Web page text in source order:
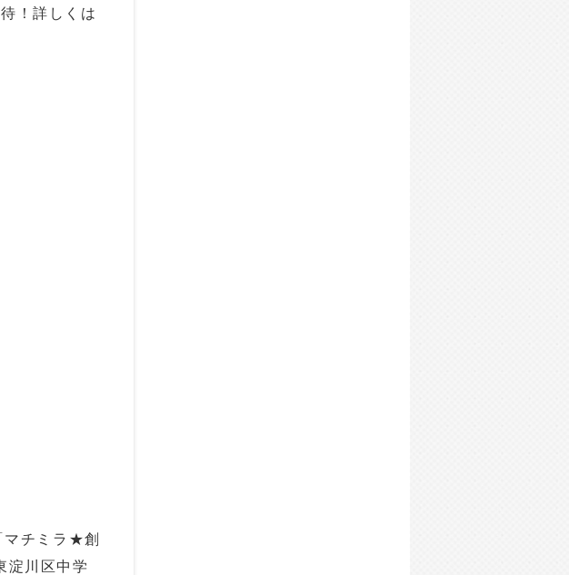
！詳しくは
マチミラ★創
淀川区中学